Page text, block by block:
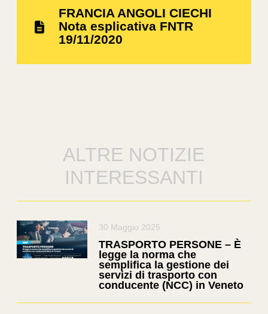
FRANCIA ANGOLI CIECHI
Nota esplicativa FNTR
19/11/2020
ALTRE NOTIZIE
INTERESSANTI
30 Maggio 2025
TRASPORTO PERSONE – È
legge la norma che
semplifica la gestione dei
servizi di trasporto con
conducente (NCC) in Veneto